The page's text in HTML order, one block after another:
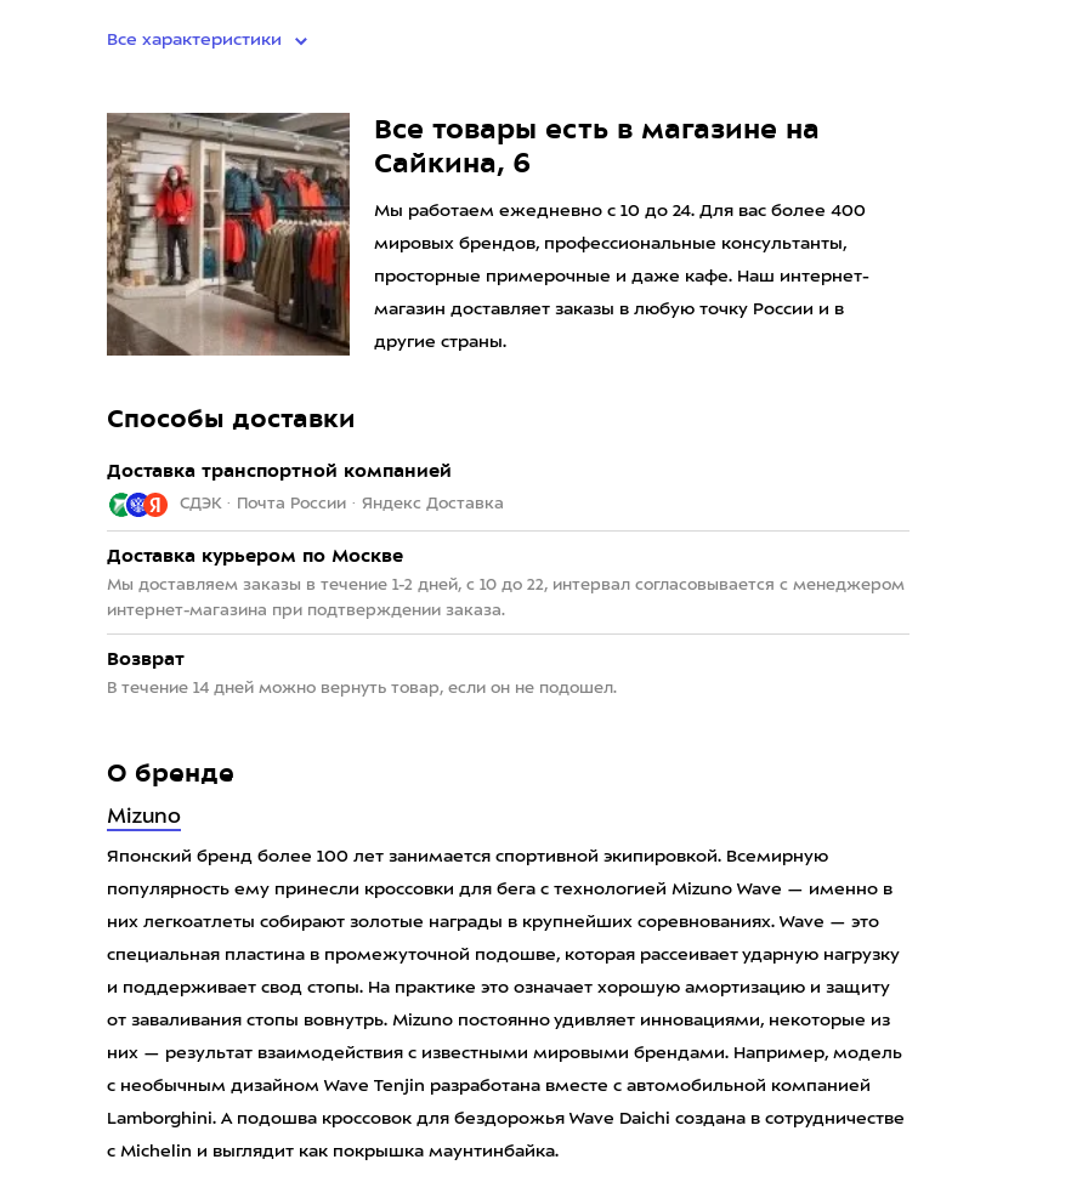
Все характеристики
Все товары есть в магазине на
Сайкина, 6
Мы работаем ежедневно с 10 до 24. Для вас более 400
мировых брендов, профессиональные консультанты,
просторные примерочные и даже кафе. Наш интернет-
магазин доставляет заказы в любую точку России и в
другие страны.
Способы доставки
Доставка транспортной компанией
СДЭК · Почта России · Яндекс Доставка
Доставка курьером по Москве
Мы доставляем заказы в течение 1-2 дней, с 10 до 22, интервал согласовывается с менеджером
интернет-магазина при подтверждении заказа.
Возврат
В течение 14 дней можно вернуть товар, если он не подошел.
О бренде
Mizuno
Японский бренд более 100 лет занимается спортивной экипировкой. Всемирную
популярность ему принесли кроссовки для бега с технологией Mizuno Wave — именно в
них легкоатлеты собирают золотые награды в крупнейших соревнованиях. Wave — это
специальная пластина в промежуточной подошве, которая рассеивает ударную нагрузку
и поддерживает свод стопы. На практике это означает хорошую амортизацию и защиту
от заваливания стопы вовнутрь. Mizuno постоянно удивляет инновациями, некоторые из
них — результат взаимодействия с известными мировыми брендами. Например, модель
с необычным дизайном Wave Tenjin разработана вместе с автомобильной компанией
Lamborghini. А подошва кроссовок для бездорожья Wave Daichi создана в сотрудничестве
с Michelin и выглядит как покрышка маунтинбайка.